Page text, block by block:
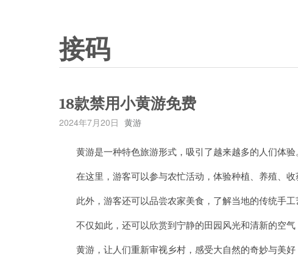
接码
18款禁用小黄游免费
2024年7月20日 黄游
黄游是一种特色旅游形式，吸引了越来越多的人们体验。
在这里，游客可以参与农忙活动，体验种植、养殖、收
此外，游客还可以品尝农家美食，了解当地的传统手工
不仅如此，还可以欣赏到宁静的田园风光和清新的空气
黄游，让人们重新审视乡村，感受大自然的奇妙与美好